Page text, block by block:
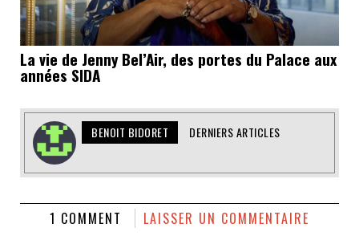
La vie de Jenny Bel’Air, des portes du Palace aux
années SIDA
BENOIT BIDORET DERNIERS ARTICLES
1 COMMENT LAISSER UN COMMENTAIRE